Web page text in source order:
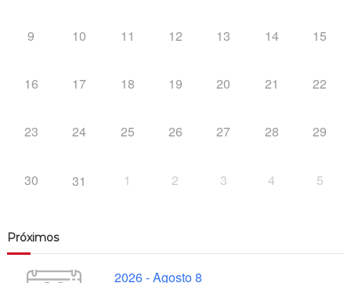
9 10 11 12 13 14 15
16 17 18 19 20 21 22
23 24 25 26 27 28 29
30 31 1 2 3 4 5
Próximos
2026 - Agosto 8